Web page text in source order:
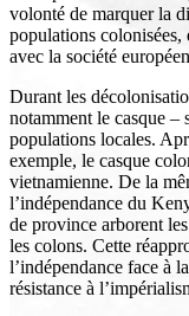
volonté de marquer la
populations
avec la société
Durant les
notamment le casque –
populations locales.
exemple, le casque
vietnamienne. De la
l’indépendance du
de province arborent
les colons. Cette
l’indépendance face à
résistance à